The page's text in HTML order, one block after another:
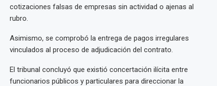
cotizaciones falsas de empresas sin actividad o ajenas al
rubro.
Asimismo, se comprobó la entrega de pagos irregulares
vinculados al proceso de adjudicación del contrato.
El tribunal concluyó que existió concertación ilícita entre
funcionarios públicos y particulares para direccionar la